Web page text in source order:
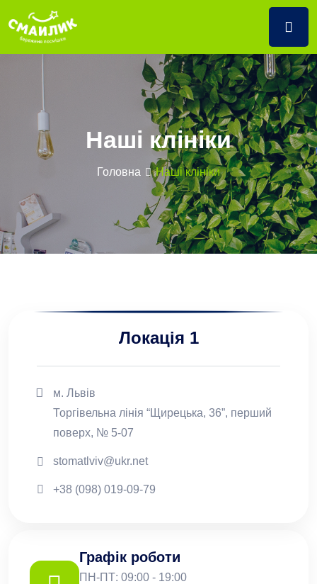
Наші клініки
Головна Наші клініки
Локація 1
м. Львів
Торгівельна лінія “Щирецька, 36”, перший
поверх, № 5-07
stomatlviv@ukr.net
+38 (098) 019-09-79
Графік роботи
ПН-ПТ: 09:00 - 19:00